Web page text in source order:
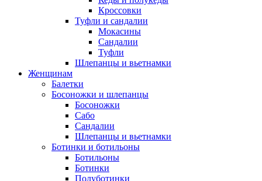
Кроссовки
Туфли и сандалии
Мокасины
Сандалии
Туфли
Шлепанцы и вьетнамки
Женщинам
Балетки
Босоножки и шлепанцы
Босоножки
Сабо
Сандалии
Шлепанцы и вьетнамки
Ботинки и ботильоны
Ботильоны
Ботинки
Полуботинки